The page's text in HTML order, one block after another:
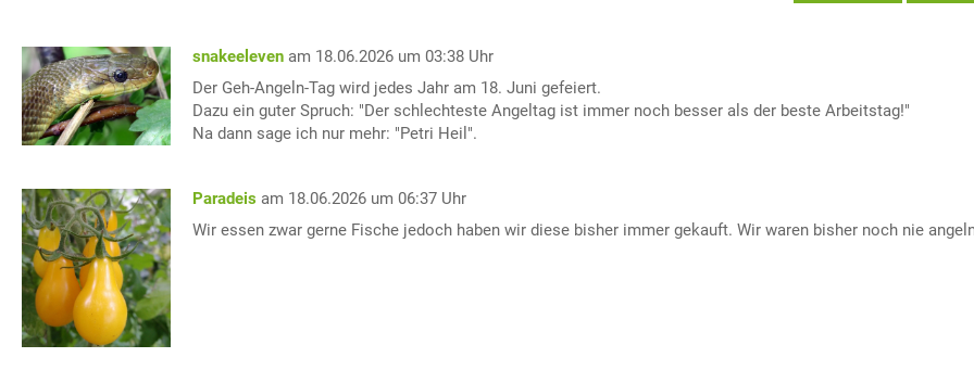
snakeeleven am 18.06.2026 um 03:38 Uhr
Der Geh-Angeln-Tag wird jedes Jahr am 18. Juni gefeiert.
Dazu ein guter Spruch: "Der schlechteste Angeltag ist immer noch besser als der beste Arbeitstag!"
Na dann sage ich nur mehr: "Petri Heil".
Paradeis am 18.06.2026 um 06:37 Uhr
Wir essen zwar gerne Fische jedoch haben wir diese bisher immer gekauft. Wir waren bisher noch nie